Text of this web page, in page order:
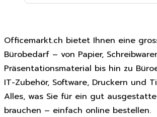
Officemarkt.ch bietet Ihnen eine
Bürobedarf – von Papier,
Präsentationsmaterial bis hin zu
IT-Zubehör, Software, Druckern und
Alles, was Sie für ein gut
brauchen – einfach online bestellen.